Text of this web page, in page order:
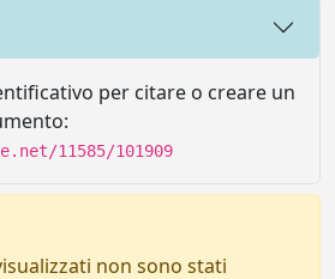
per citare o creare un
11585/101909
non sono stati